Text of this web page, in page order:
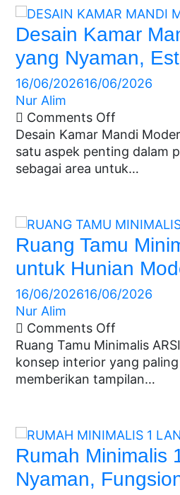
Desain Kamar
yang Nyaman,
16/06/202616/06/2026
Nur Alim
Comments Off
Desain Kamar Mandi
satu aspek penting dalam
sebagai area untuk…
Ruang Tamu
untuk Hunian
16/06/202616/06/2026
Nur Alim
Comments Off
Ruang Tamu Minimalis
konsep interior yang
memberikan tampilan…
Rumah Minimalis
Nyaman,